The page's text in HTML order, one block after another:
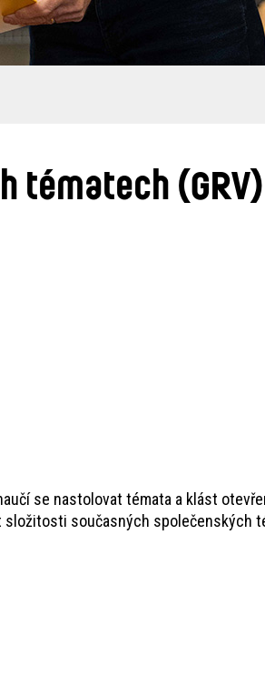
tématech
se nastolovat témata a klást
současných společenských